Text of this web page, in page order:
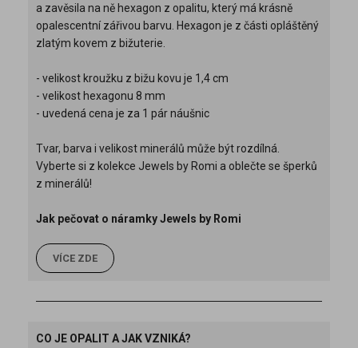
a zavěsila na ně hexagon z opalitu, který má krásně
opalescentní zářivou barvu. Hexagon je z části opláštěný
zlatým kovem z bižuterie.
- velikost kroužku z bižu kovu je 1,4 cm
- velikost hexagonu 8 mm
- uvedená cena je za 1 pár náušnic
Tvar, barva i velikost minerálů může být rozdílná.
Vyberte si z kolekce Jewels by Romi a oblečte se šperků
z minerálů!
Jak pečovat o náramky Jewels by Romi
VÍCE ZDE
CO JE OPALIT A JAK VZNIKÁ?